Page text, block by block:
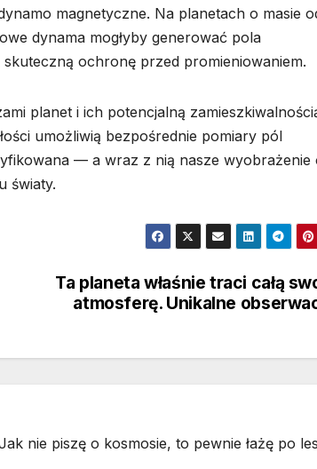
magnetyczne. Na planetach o masie
dynama mogłyby generować pola
ochronę przed promieniowaniem.
planet i ich potencjalną
umożliwią bezpośrednie pomiary pól
— a wraz z nią nasze wyobrażenie
światy.
Ta planeta właśnie traci całą
atmosferę. Unikalne
nie piszę o kosmosie, to pewnie łażę po